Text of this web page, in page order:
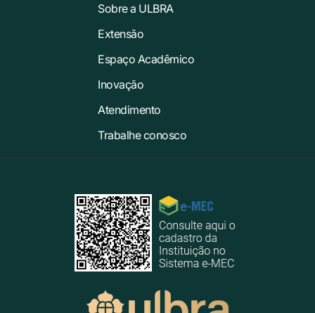
Sobre a ULBRA
Extensão
Espaço Acadêmico
Inovação
Atendimento
Trabalhe conosco